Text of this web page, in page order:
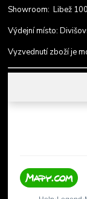
Showroom: Libež
Výdejní místo:
Vyzvednutí zboží je